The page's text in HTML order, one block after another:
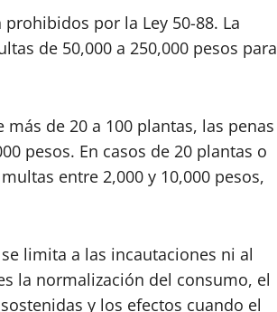
por la Ley 50-88. La
de 50,000 a 250,000 pesos para
de 20 a 100 plantas, las penas
pesos. En casos de 20 plantas o
entre 2,000 y 10,000 pesos,
limita a las incautaciones ni al
la normalización del consumo, el
y los efectos cuando el